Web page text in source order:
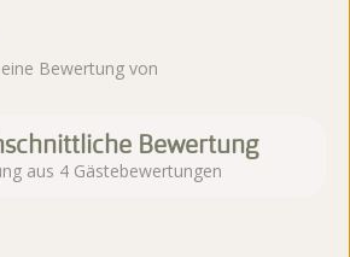
Bewertung von
Bewertung
aus 4 Gästebewertungen